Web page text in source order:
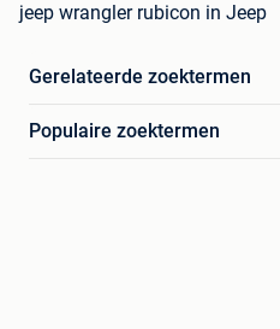
jeep wrangler rubicon in Jeep
Gerelateerde zoektermen
Populaire zoektermen